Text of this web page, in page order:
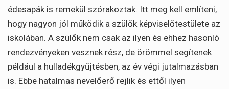
édesapák is remekül szórakoztak. Itt meg kell említeni,
hogy nagyon jól működik a szülők képviselőtestülete az
iskolában. A szülők nem csak az ilyen és ehhez hasonló
rendezvényeken vesznek rész, de örömmel segítenek
például a hulladékgyűjtésben, az év végi jutalmazásban
is. Ebbe hatalmas nevelőerő rejlik és ettől ilyen